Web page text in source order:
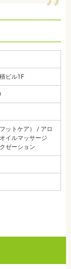
ビル1F
ットケア） / アロ
イルマッサージ
ゼーション